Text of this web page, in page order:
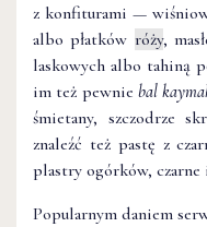
z konfiturami —
albo płatków róży,
laskowych albo tahiną
im też pewniebal
śmietany, szczodrze
znaleźć też pastę z
plastry ogórków,
Popularnym daniem